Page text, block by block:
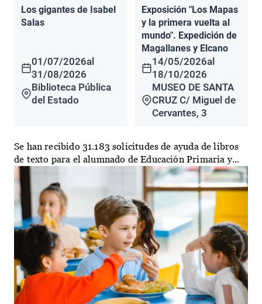
Los gigantes de Isabel
Salas
01/07/2026al
31/08/2026
Biblioteca Pública
del Estado
Exposición "Los Mapas
y la primera vuelta al
mundo". Expedición de
Magallanes y Elcano
14/05/2026al
18/10/2026
MUSEO DE SANTA
CRUZ C/ Miguel de
Cervantes, 3
Se han recibido 31.183 solicitudes de ayuda de libros
de texto para el alumnado de Educación Primaria y...